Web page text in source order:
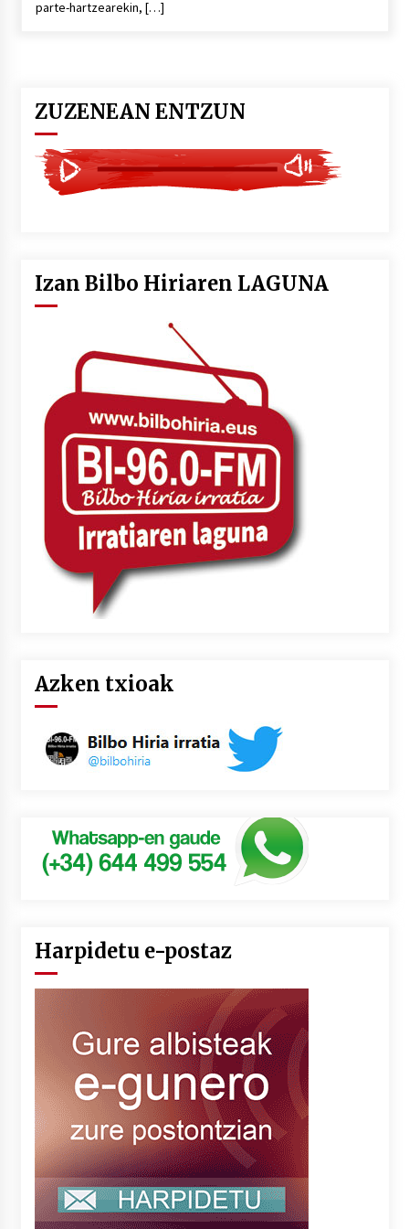
da
2026/07/07
2026/07/03
SOINUGELA: Paul McCartney eta Ringo Starr-en
lan berriak
2026/07/03
MUSIBLA #297: Bide, Boards Of Canada, Somak,
Tiga, Twisted Teens, Underscores, Habia
2026/07/02
parte-hartzearekin, […]
ZUZENEAN ENTZUN
Izan Bilbo Hiriaren LAGUNA
Azken txioak
Harpidetu e-postaz